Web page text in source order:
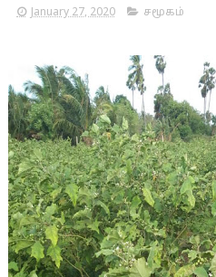
January 27, 2020 சமூகம்